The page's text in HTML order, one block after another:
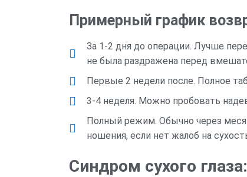
Примерный график
За 1-2 дня до операции. Лучше
не была раздражена перед
Первые 2 недели после. Полное
3-4 неделя. Можно пробовать
Полный режим. Обычно через
ношения, если нет жалоб на
Синдром сухого